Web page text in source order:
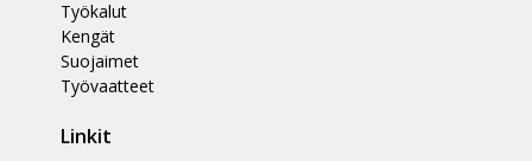
Työkalut
Kengät
Suojaimet
Työvaatteet
Linkit